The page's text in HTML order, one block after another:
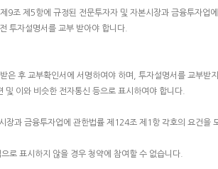
9조 제5항에 규정된 전문투자자 및 자본시장과 금융투자업
투자설명서를 교부 받아야 합니다.
후 교부확인서에 서명하여야 하며, 투자설명서를 교부받
이와 비슷한 전자통신 등으로 표시하여야 합니다.
과 금융투자업에 관한법률 제124조 제1항 각호의 요건을
표시하지 않을 경우 청약에 참여할 수 없습니다.